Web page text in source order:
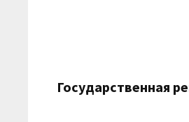
Государственная